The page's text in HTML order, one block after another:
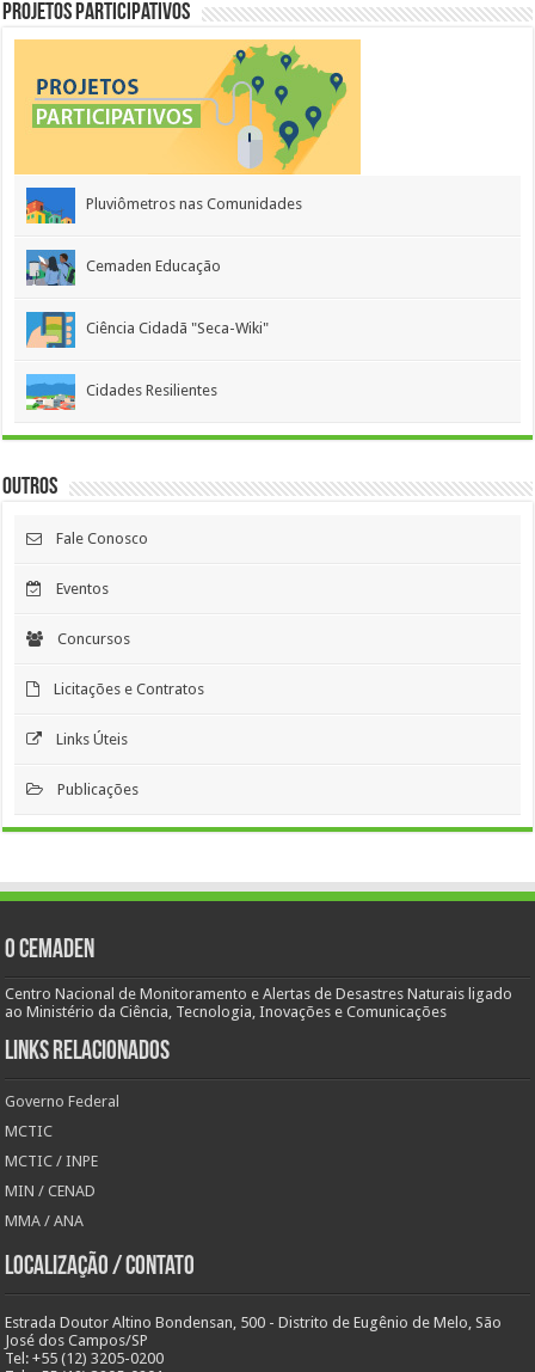
Projetos Participativos
Pluviômetros nas Comunidades
Cemaden Educação
Ciência Cidadã "Seca-Wiki"
Cidades Resilientes
Outros
Fale Conosco
Eventos
Concursos
Licitações e Contratos
Links Úteis
Publicações
O Cemaden
Centro Nacional de Monitoramento e Alertas de Desastres Naturais ligado
ao Ministério da Ciência, Tecnologia, Inovações e Comunicações
Links Relacionados
Governo Federal
MCTIC
MCTIC / INPE
MIN / CENAD
MMA / ANA
Localização / Contato
Estrada Doutor Altino Bondensan, 500 - Distrito de Eugênio de Melo, São
José dos Campos/SP
Tel: +55 (12) 3205-0200